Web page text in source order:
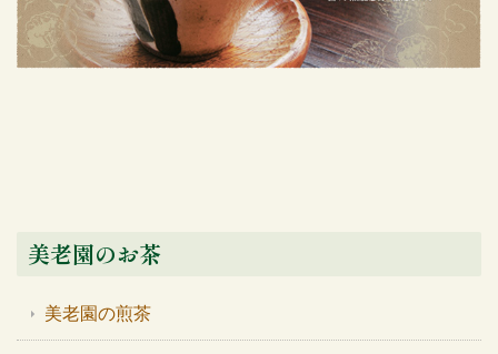
美老園のお茶
美老園の煎茶